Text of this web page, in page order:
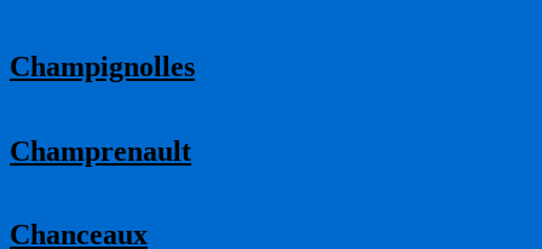
Champignolles
Champrenault
Chanceaux